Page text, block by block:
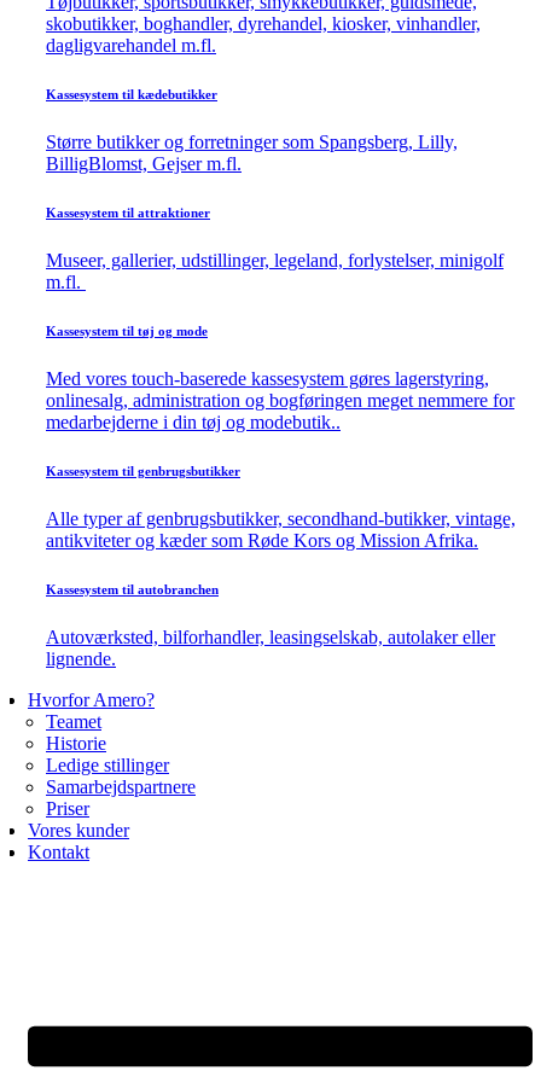
skobutikker, boghandler, dyrehandel, kiosker, vinhandler,
dagligvarehandel m.fl.
Kassesystem til kædebutikker
Større butikker og forretninger som Spangsberg, Lilly,
BilligBlomst, Gejser m.fl.
Kassesystem til attraktioner
Museer, gallerier, udstillinger, legeland, forlystelser, minigolf
m.fl.
Kassesystem til tøj og mode
Med vores touch-baserede kassesystem gøres lagerstyring,
onlinesalg, administration og bogføringen meget nemmere for
medarbejderne i din tøj og modebutik..
Kassesystem til genbrugsbutikker
Alle typer af genbrugsbutikker, secondhand-butikker, vintage,
antikviteter og kæder som Røde Kors og Mission Afrika.
Kassesystem til autobranchen
Autoværksted, bilforhandler, leasingselskab, autolaker eller
lignende.
Hvorfor Amero?
Teamet
Historie
Ledige stillinger
Samarbejdspartnere
Priser
Vores kunder
Kontakt